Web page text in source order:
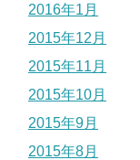
2016年1月
2015年12月
2015年11月
2015年10月
2015年9月
2015年8月